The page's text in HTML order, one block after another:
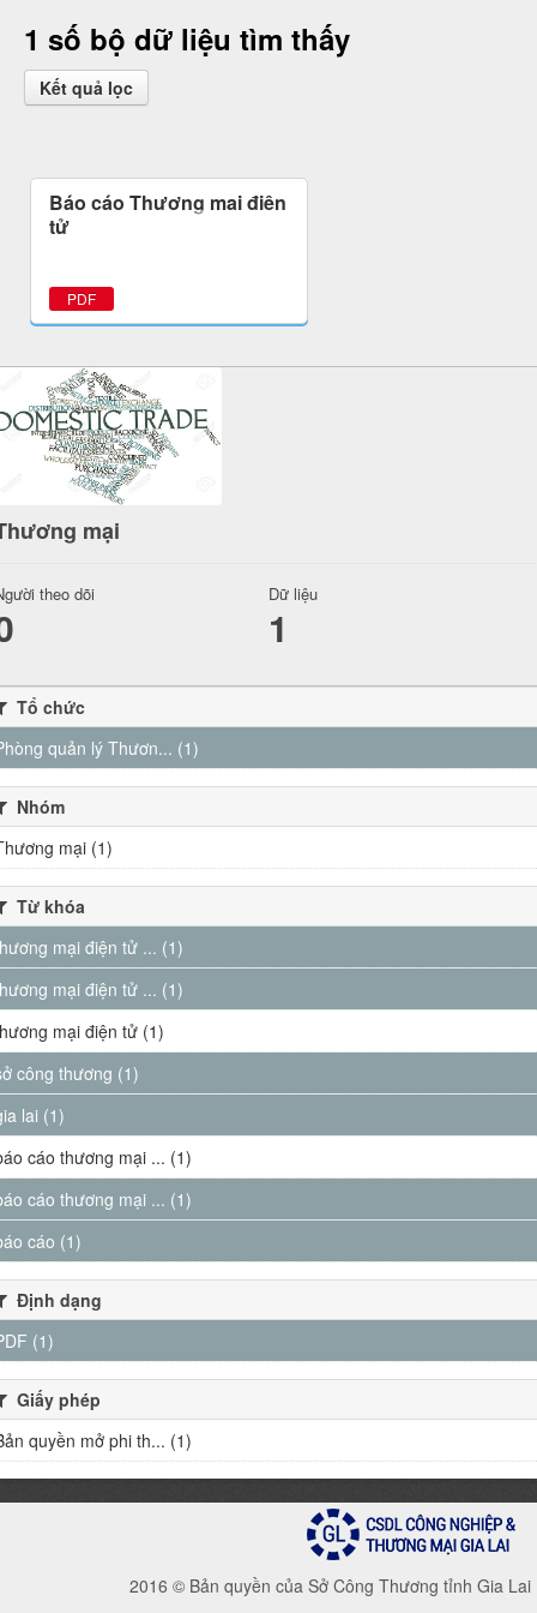
1 số bộ dữ liệu tìm thấy
Kết quả lọc
Báo cáo Thương mại điện
tử
PDF
mại
theo dõi Dữ liệu
1
Tổ chức
quản lý Thươn... (1)
Nhóm
mại (1)
Từ khóa
mại điện tử ... (1)
mại điện tử ... (1)
mại điện tử (1)
công thương (1)
lai (1)
cáo thương mại ... (1)
cáo thương mại ... (1)
cáo (1)
Định dạng
(1)
Giấy phép
quyền mở phi th... (1)
2016 © Bản quyền của Sở Công Thương tỉnh Gia Lai